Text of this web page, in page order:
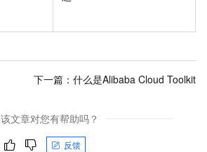
下一篇： 什么是Alibaba Cloud Toolkit
该文章对您有帮助吗？
反馈